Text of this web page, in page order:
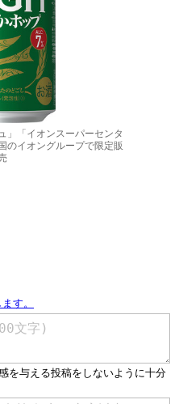
」「イオンスーパーセンタ
のイオングループで限定販